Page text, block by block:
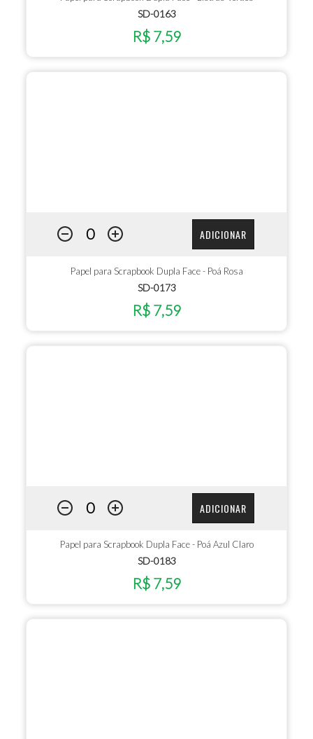
SD-0163
R$ 7,59
ADICIONAR
Papel para Scrapbook Dupla Face - Poá Rosa
SD-0173
R$ 7,59
ADICIONAR
Papel para Scrapbook Dupla Face - Poá Azul Claro
SD-0183
R$ 7,59